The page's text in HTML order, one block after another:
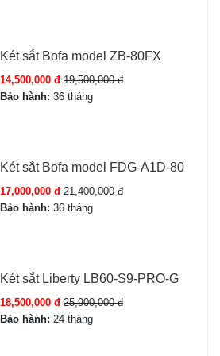
vân tay 3 lần liên tiếp, khóa bàn
lắc, di chuyển trái phép
chống cạy phá, chống khoan
Két sắt Bofa model ZB-80FX
14,500,000 đ 19,500,000 đ
Bảo hành: 36 tháng
Két sắt Bofa model FDG-A1D-80
17,000,000 đ 21,400,000 đ
Bảo hành: 36 tháng
Két sắt Liberty LB60-S9-PRO-G
18,500,000 đ 25,900,000 đ
Bảo hành: 24 tháng